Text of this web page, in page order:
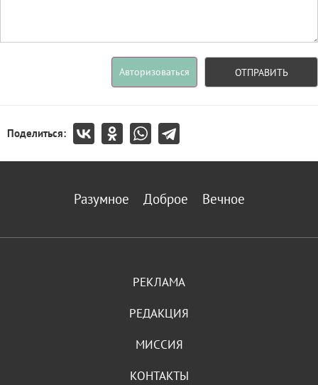
Авторизоваться ОТПРАВИТЬ
Поделиться:
Разумное Доброе Вечное
РЕКЛАМА
РЕДАКЦИЯ
МИССИЯ
КОНТАКТЫ